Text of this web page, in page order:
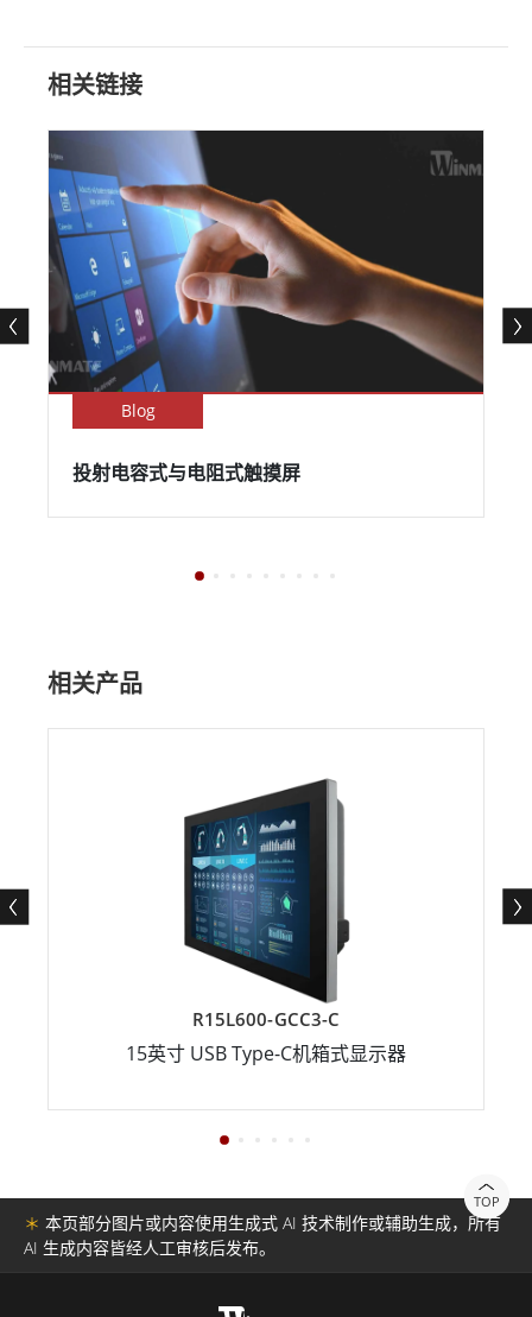
相关链接
Blog
投射电容式与电阻式触摸屏
相关产品
R15L600-GCC3-C
15英寸 USB Type-C机箱式显示器
TOP
＊ 本页部分图片或内容使用生成式 AI 技术制作或辅助生成，所有
AI 生成内容皆经人工审核后发布。